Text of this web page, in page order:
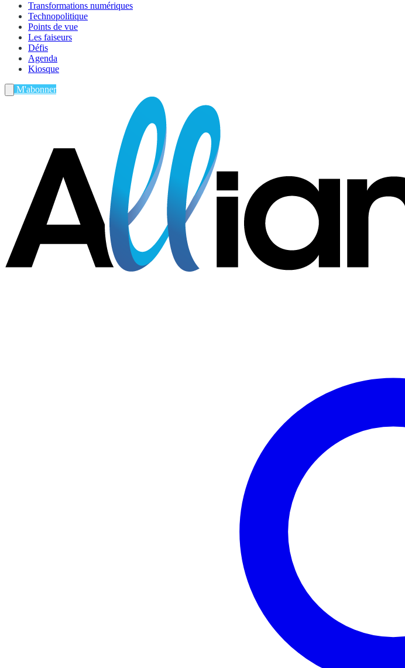
Transformations numériques
Technopolitique
Points de vue
Les faiseurs
Défis
Agenda
Kiosque
M'abonner